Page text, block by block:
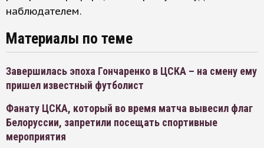
наблюдателем.
Материалы по теме
Завершилась эпоха Гончаренко в ЦСКА – на смену ему
пришел известный футболист
Фанату ЦСКА, который во время матча вывесил флаг
Белоруссии, запретили посещать спортивные
мероприятия